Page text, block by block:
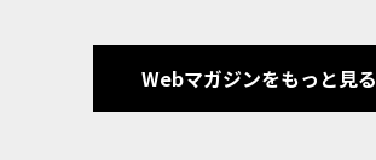
Webマガジンをもっと見る